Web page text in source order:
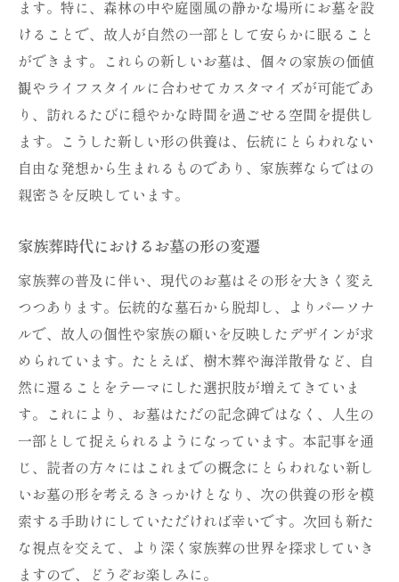
ます。特に、森林の中や庭園風の静かな場所にお墓を設
けることで、故人が自然の一部として安らかに眠ること
ができます。これらの新しいお墓は、個々の家族の価値
観やライフスタイルに合わせてカスタマイズが可能であ
り、訪れるたびに穏やかな時間を過ごせる空間を提供し
ます。こうした新しい形の供養は、伝統にとらわれない
自由な発想から生まれるものであり、家族葬ならではの
親密さを反映しています。
家族葬時代におけるお墓の形の変遷
家族葬の普及に伴い、現代のお墓はその形を大きく変え
つつあります。伝統的な墓石から脱却し、よりパーソナ
ルで、故人の個性や家族の願いを反映したデザインが求
められています。たとえば、樹木葬や海洋散骨など、自
然に還ることをテーマにした選択肢が増えてきていま
す。これにより、お墓はただの記念碑ではなく、人生の
一部として捉えられるようになっています。本記事を通
じ、読者の方々にはこれまでの概念にとらわれない新し
いお墓の形を考えるきっかけとなり、次の供養の形を模
索する手助けにしていただければ幸いです。次回も新た
な視点を交えて、より深く家族葬の世界を探求していき
ますので、どうぞお楽しみに。